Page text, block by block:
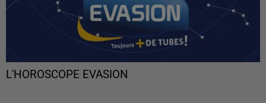
L'HOROSCOPE EVASION